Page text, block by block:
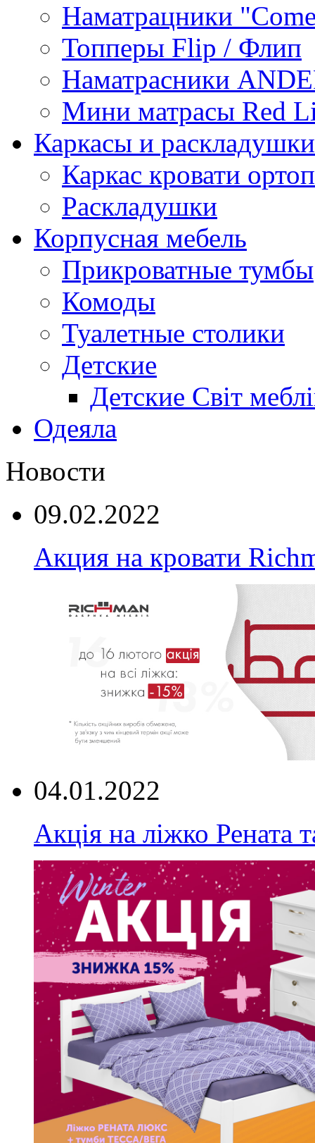
Наматрацники
Топперы Flip / Флип
Наматрасники
Мини матрасы Red
Каркасы и раскладушки
Каркас кровати
Раскладушки
Корпусная мебель
Прикроватные тумбы
Комоды
Туалетные столики
Детские
Детские Світ
Одеяла
Новости
09.02.2022
Акция на кровати
04.01.2022
Акція на ліжко